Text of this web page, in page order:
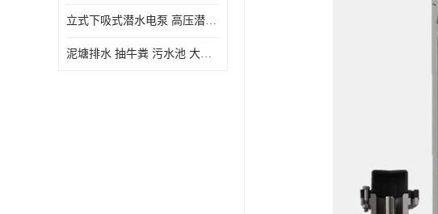
立式下吸式潜水电泵 高压潜水排沙泵 大功率 深水施工作业 型号可定制
泥塘排水 抽牛粪 污水池 大口径潜水螺旋离心泵 材质特征 奥特泵业